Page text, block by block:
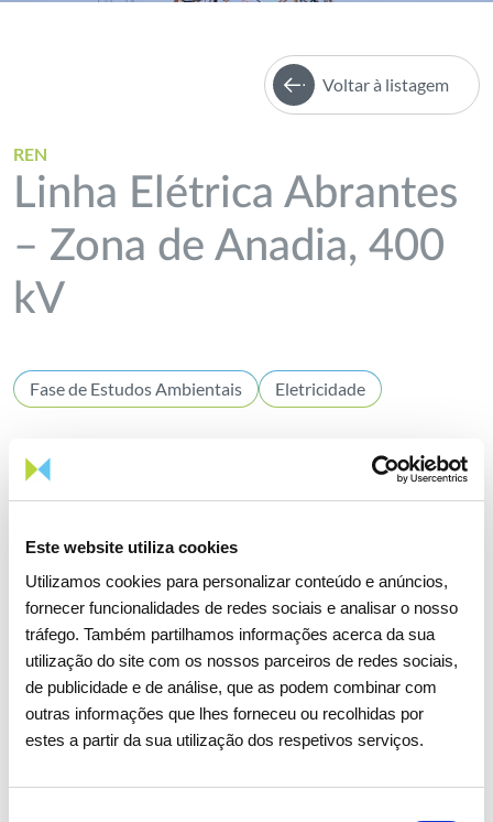
Este website utiliza cookies
Utilizamos cookies para personalizar conteúdo e anúncios,
fornecer funcionalidades de redes sociais e analisar o nosso
tráfego. Também partilhamos informações acerca da sua
utilização do site com os nossos parceiros de redes sociais,
de publicidade e de análise, que as podem combinar com
outras informações que lhes forneceu ou recolhidas por
estes a partir da sua utilização dos respetivos serviços.
Voltar à listagem
REN
Linha Elétrica Abrantes
– Zona de Anadia, 400
kV
Fase de Estudos Ambientais Eletricidade
Objetivos do Projeto
(RNT), criando condições para um aumento significativo da
renovável
Dar capacidade de resposta da rede a manifestações de
interesse realizadas junto do operador da RNT para o
desenvolvimento de novos projetos de centros
electroprodutores fotovoltaicos
Contribuir para o cumprimento das metas previstas no
Plano Nacional de Energia e Clima 2030 (para receção de